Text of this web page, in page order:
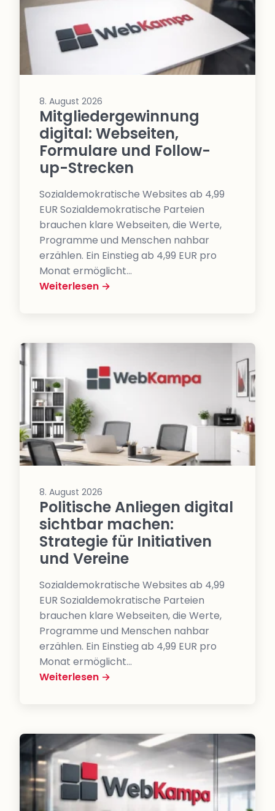
8. August 2026
Mitgliedergewinnung
digital: Webseiten,
Formulare und Follow-
up-Strecken
Sozialdemokratische Websites ab 4,99
EUR Sozialdemokratische Parteien
brauchen klare Webseiten, die Werte,
Programme und Menschen nahbar
erzählen. Ein Einstieg ab 4,99 EUR pro
Monat ermöglicht…
Weiterlesen →
8. August 2026
Politische Anliegen digital
sichtbar machen:
Strategie für Initiativen
und Vereine
Sozialdemokratische Websites ab 4,99
EUR Sozialdemokratische Parteien
brauchen klare Webseiten, die Werte,
Programme und Menschen nahbar
erzählen. Ein Einstieg ab 4,99 EUR pro
Monat ermöglicht…
Weiterlesen →